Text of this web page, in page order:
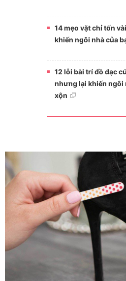
14 mẹo vặt chỉ tốn
khiến ngôi nhà của
12 lỗi bài trí đồ đạc
nhưng lại khiến ngôi
xộn